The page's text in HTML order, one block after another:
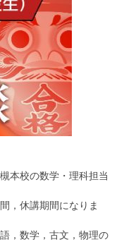
本校の数学・理科担当
，休講期間になりま
，数学，古文，物理の